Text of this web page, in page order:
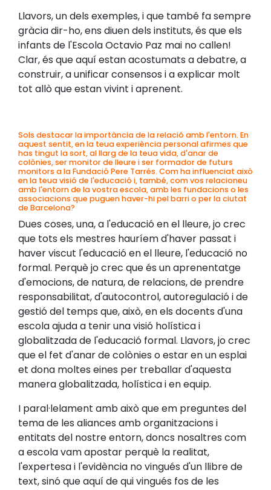
Llavors, un dels exemples, i que també fa sempre
gràcia dir-ho, ens diuen dels instituts, és que els
infants de l'Escola Octavio Paz mai no callen!
Clar, és que aquí estan acostumats a debatre, a
construir, a unificar consensos i a explicar molt
tot allò que estan vivint i aprenent.
Sols destacar la importància de la relació amb l'entorn. En
aquest sentit, en la teua experiència personal afirmes que
has tingut la sort, al llarg de la teua vida, d'anar de
colònies, ser monitor de lleure i ser formador de futurs
monitors a la Fundació Pere Tarrés. Com ha influenciat això
en la teua visió de l'educació i, també, com vos relacioneu
amb l'entorn de la vostra escola, amb les fundacions o les
associacions que puguen haver-hi pel barri o per la ciutat
de Barcelona?
Dues coses, una, a l'educació en el lleure, jo crec
que tots els mestres hauríem d'haver passat i
haver viscut l'educació en el lleure, l'educació no
formal. Perquè jo crec que és un aprenentatge
d'emocions, de natura, de relacions, de prendre
responsabilitat, d'autocontrol, autoregulació i de
gestió del temps que, això, en els docents d'una
escola ajuda a tenir una visió holística i
globalitzada de l'educació formal. Llavors, jo crec
que el fet d'anar de colònies o estar en un esplai
et dona moltes eines per treballar d'aquesta
manera globalitzada, holística i en equip.
I paral·lelament amb això que em preguntes del
tema de les aliances amb organitzacions i
entitats del nostre entorn, doncs nosaltres com
a escola vam apostar perquè la realitat,
l'expertesa i l'evidència no vingués d'un llibre de
text, sinó que aquí de qui vingués fos de les